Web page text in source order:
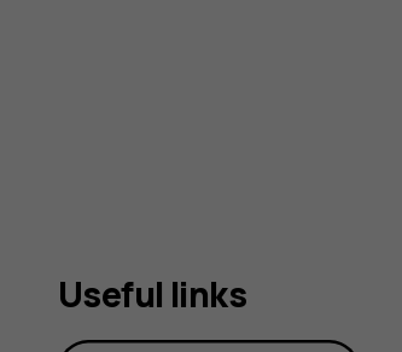
Useful links